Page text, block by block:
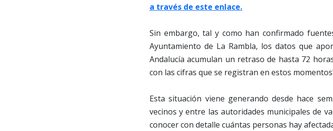
a través de este enlace.
Sin embargo, tal y como han confirmado
Ayuntamiento de La Rambla, los datos que
Andalucía acumulan un retraso de hasta 72
con las cifras que se registran en estos
Esta situación viene generando desde hace
vecinos y entre las autoridades municipales de
conocer con detalle cuántas personas hay